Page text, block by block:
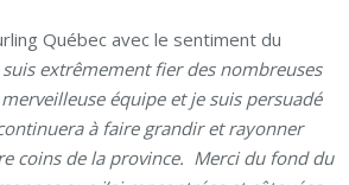
Québec avec le sentiment du
suis extrêmement fier des nombreuses
équipe et je suis persuadé
à faire grandir et rayonner
coins de la province. Merci du fond du